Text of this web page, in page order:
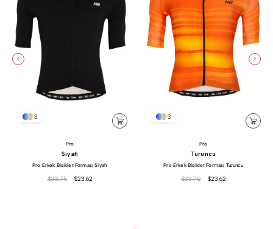
3
Pro
Siyah
Pro Erkek Bisiklet Forması Siyah
$23.62
$33.75
3
Pro
Turuncu
Pro Erkek Bisiklet Forması Turuncu
$23.62
$33.75